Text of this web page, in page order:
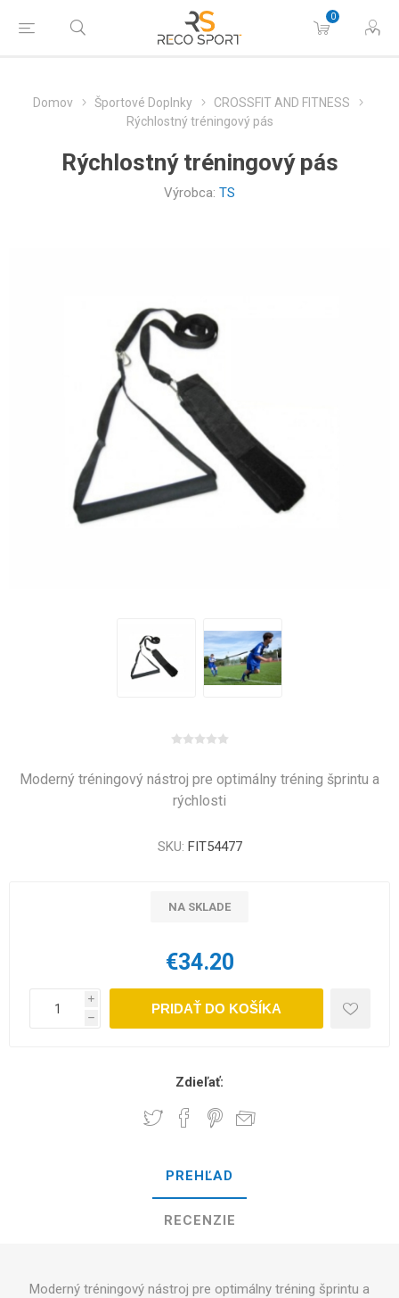
0
Domov Športové Doplnky
CROSSFIT AND FITNESS
Rýchlostný tréningový pás
Rýchlostný tréningový pás
Výrobca: TS
Moderný tréningový nástroj pre optimálny tréning šprintu a
rýchlosti
SKU: FIT54477
NA SKLADE
€34.20
i
h
PRIDAŤ DO KOŠÍKA
Zdieľať:
PREHĽAD
RECENZIE
Moderný tréningový nástroj pre optimálny tréning šprintu a